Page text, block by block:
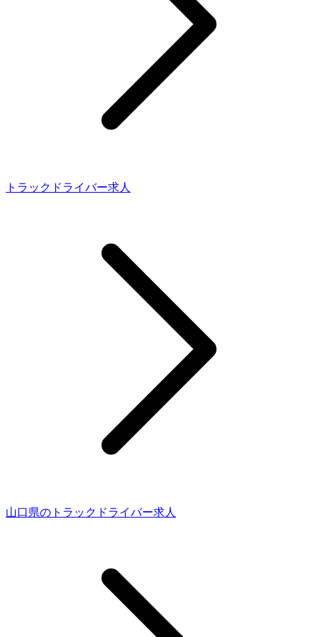
トラックドライバー求人
山口県のトラックドライバー求人